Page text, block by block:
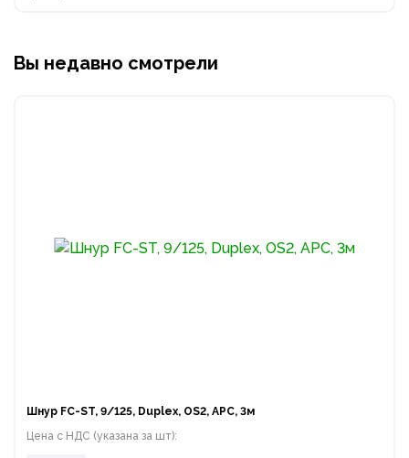
Вы недавно смотрели
Шнур FC-ST, 9/125, Duplex, OS2, APC, 3м
Цена с НДС (указана за шт):